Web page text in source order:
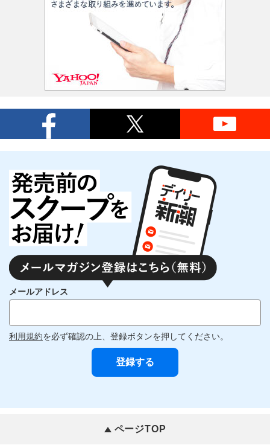
メールアドレス
利用規約を必ず確認の上、登録ボタンを押してください。
ページTOP